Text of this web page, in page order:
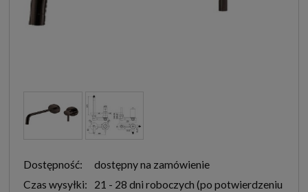
Dostępność:
dostępny na zamówienie
Czas wysyłki:
21 - 28 dni roboczych